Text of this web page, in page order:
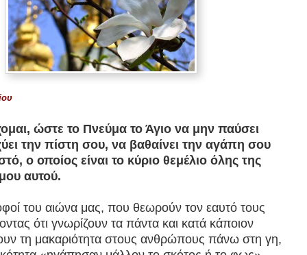
ώστε το Πνεύμα το Άγιο να μην παύσει
την πίστη σου, να βαθαίνει την αγάπη σου
ο οποίος είναι το κύριο θεμέλιο όλης της
αυτού.
του αιώνα μας, που θεωρούν τον εαυτό τους
ότι γνωρίζουν τα πάντα και κατά κάποιον
τη μακαριότητα στους ανθρώπους πάνω στη γη,